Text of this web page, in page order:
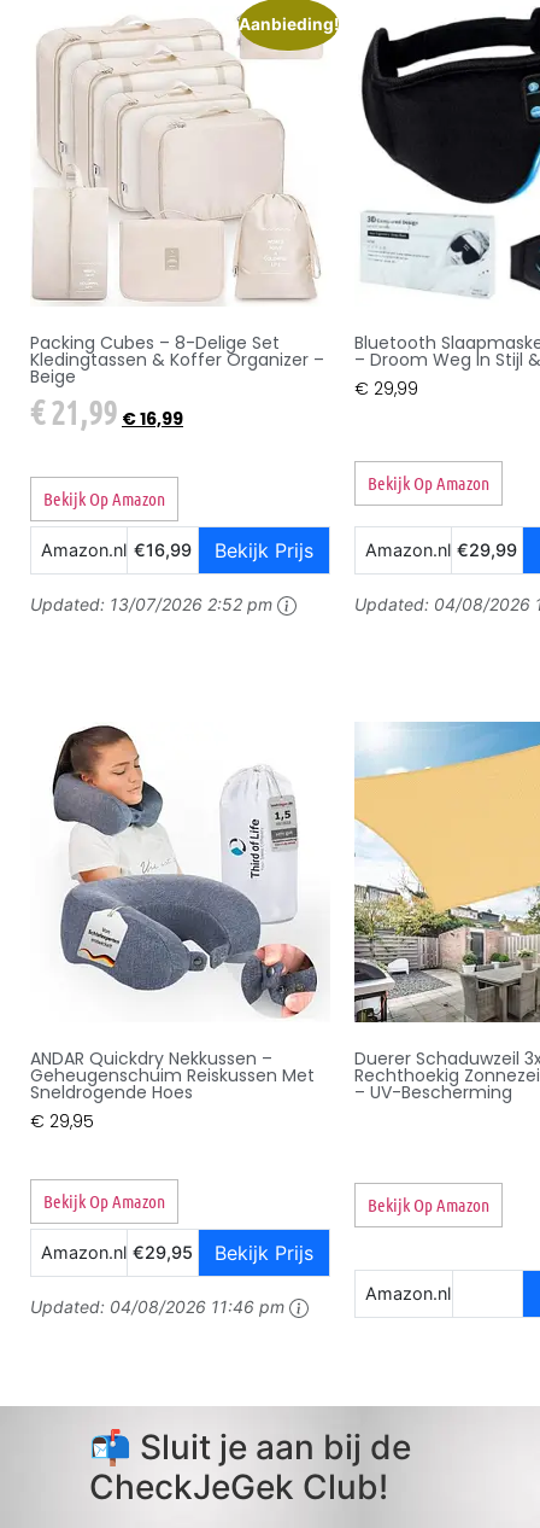
Aanbieding!
Packing Cubes – 8-Delige Set
Kledingtassen & Koffer Organizer –
Beige
€21,99 €16,99
Bekijk Op Amazon
Amazon.nl €16,99 Bekijk Prijs
Updated: 13/07/2026 2:52 pm
Bluetooth
– Droom Weg In Stijl
€ 29,99
Bekijk Op Amazon
Amazon.nl €29,99
Updated: 04/08/2026
ANDAR Quickdry Nekkussen –
Geheugenschuim Reiskussen Met
Sneldrogende Hoes
€ 29,95
Bekijk Op Amazon
Amazon.nl €29,95 Bekijk Prijs
Updated: 04/08/2026 11:46 pm
Duerer Schaduwzeil
Rechthoekig
– UV-Bescherming
Bekijk Op Amazon
Amazon.nl
📬 Sluit je aan bij de
CheckJeGek Club!